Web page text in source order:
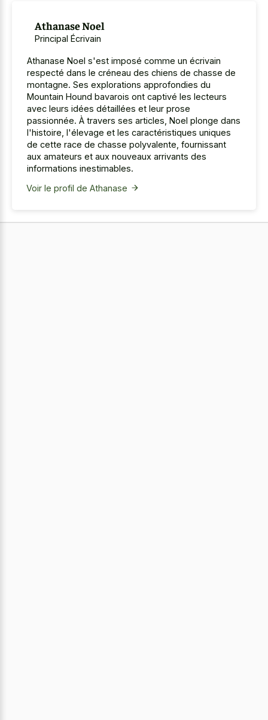
Athanase Noel
Principal Écrivain
Athanase Noel s'est imposé comme un écrivain
respecté dans le créneau des chiens de chasse de
montagne. Ses explorations approfondies du
Mountain Hound bavarois ont captivé les lecteurs
avec leurs idées détaillées et leur prose
passionnée. À travers ses articles, Noel plonge dans
l'histoire, l'élevage et les caractéristiques uniques
de cette race de chasse polyvalente, fournissant
aux amateurs et aux nouveaux arrivants des
informations inestimables.
Voir le profil de Athanase